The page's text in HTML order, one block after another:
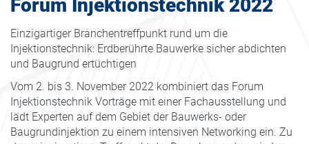
Forum Injektionstechnik 2022
Einzigartiger Branchentreffpunkt rund um die
Injektionstechnik: Erdberührte Bauwerke sicher abdichten
und Baugrund ertüchtigen
Vom 2. bis 3. November 2022 kombiniert das Forum
Injektionstechnik Vorträge mit einer Fachausstellung und
lädt Experten auf dem Gebiet der Bauwerks- oder
Baugrundinjektion zu einem intensiven Networking ein. Zu